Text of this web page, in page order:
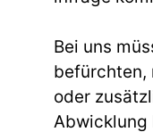
Bei uns
befürchten,
oder
Abwicklung